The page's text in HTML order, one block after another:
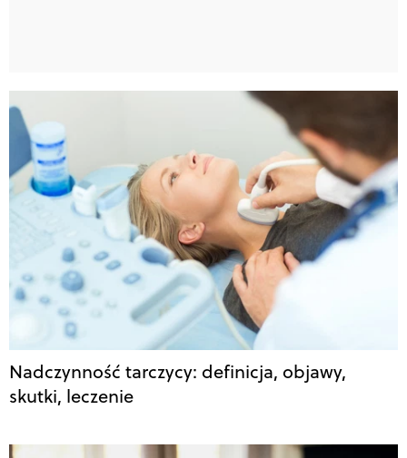
Nadczynność tarczycy: definicja, objawy,
skutki, leczenie